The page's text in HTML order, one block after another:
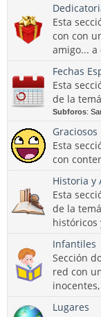
Esta
con con
amigo... a
Fechas
Esta
de la
Subforos:
Graciosos
Esta
con
Historia y
Esta
de la
históricos
Infantiles
Sección
red con
Lugares